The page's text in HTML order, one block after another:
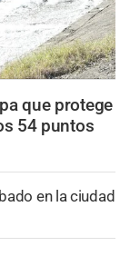
que protege
54 puntos
en la ciudad